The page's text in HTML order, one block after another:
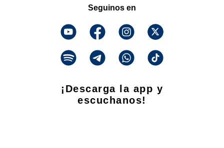
Seguinos en
¡Descarga la app y
escuchanos!